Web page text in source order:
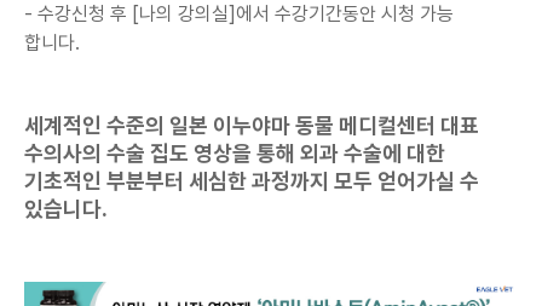
- 수강신청 후 [나의 강의실]에서 수강기간동안 시청 가능
합니다.
세계적인 수준의 일본 이누야마 동물 메디컬센터 대표
수의사의 수술 집도 영상을 통해 외과 수술에 대한
기초적인 부분부터 세심한 과정까지 모두 얻어가실 수
있습니다.